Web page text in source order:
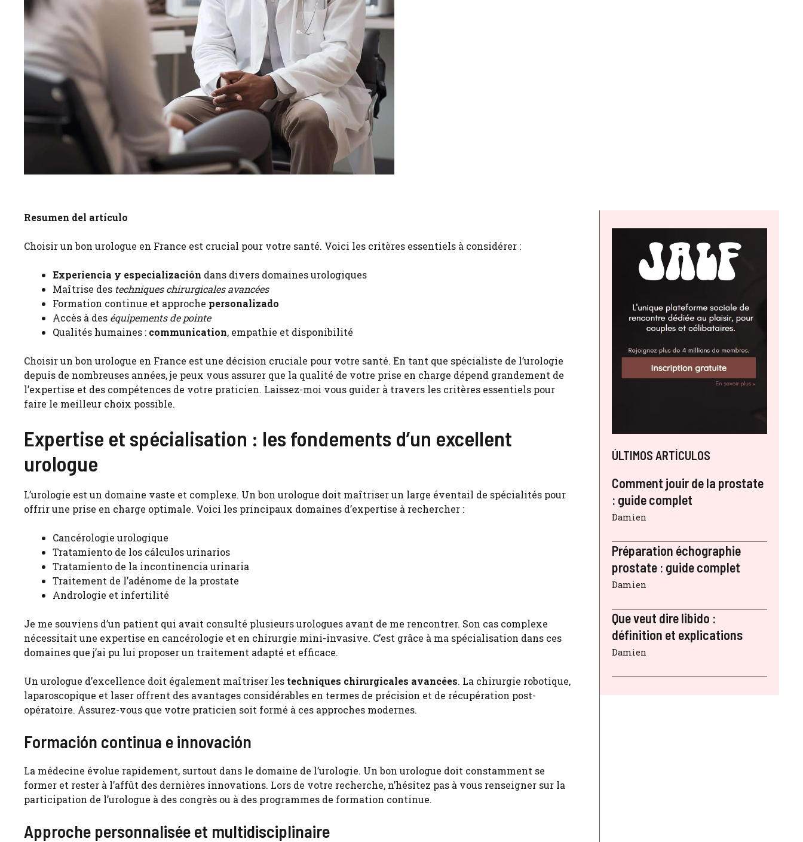
Resumen del artículo
Choisir un bon urologue en France est crucial pour votre santé. Voici les critères essentiels à considérer :
Experiencia y especialización dans divers domaines urologiques
Maîtrise des techniques chirurgicales avancées
Formation continue et approche personalizado
Accès à des équipements de pointe
Qualités humaines : communication, empathie et disponibilité
Choisir un bon urologue en France est une décision cruciale pour votre santé. En tant que spécialiste de l’urologie
depuis de nombreuses années, je peux vous assurer que la qualité de votre prise en charge dépend grandement de
l’expertise et des compétences de votre praticien. Laissez-moi vous guider à travers les critères essentiels pour
faire le meilleur choix possible.
Expertise et spécialisation : les fondements d’un excellent
urologue
L’urologie est un domaine vaste et complexe. Un bon urologue doit maîtriser un large éventail de spécialités pour
offrir une prise en charge optimale. Voici les principaux domaines d’expertise à rechercher :
Cancérologie urologique
Tratamiento de los cálculos urinarios
Tratamiento de la incontinencia urinaria
Traitement de l’adénome de la prostate
Andrologie et infertilité
Je me souviens d’un patient qui avait consulté plusieurs urologues avant de me rencontrer. Son cas complexe
nécessitait une expertise en cancérologie et en chirurgie mini-invasive. C’est grâce à ma spécialisation dans ces
domaines que j’ai pu lui proposer un traitement adapté et efficace.
Un urologue d’excellence doit également maîtriser les techniques chirurgicales avancées. La chirurgie robotique,
laparoscopique et laser offrent des avantages considérables en termes de précision et de récupération post-
opératoire. Assurez-vous que votre praticien soit formé à ces approches modernes.
Formación continua e innovación
La médecine évolue rapidement, surtout dans le domaine de l’urologie. Un bon urologue doit constamment se
former et rester à l’affût des dernières innovations. Lors de votre recherche, n’hésitez pas à vous renseigner sur la
participation de l’urologue à des congrès ou à des programmes de formation continue.
Approche personnalisée et multidisciplinaire
ÚLTIMOS ARTÍCULOS
Comment jouir de la prostate
: guide complet
Damien
Préparation échographie
prostate : guide complet
Damien
Que veut dire libido :
définition et explications
Damien